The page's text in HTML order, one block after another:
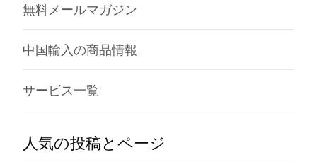
無料メールマガジン
中国輸入の商品情報
サービス一覧
人気の投稿とページ